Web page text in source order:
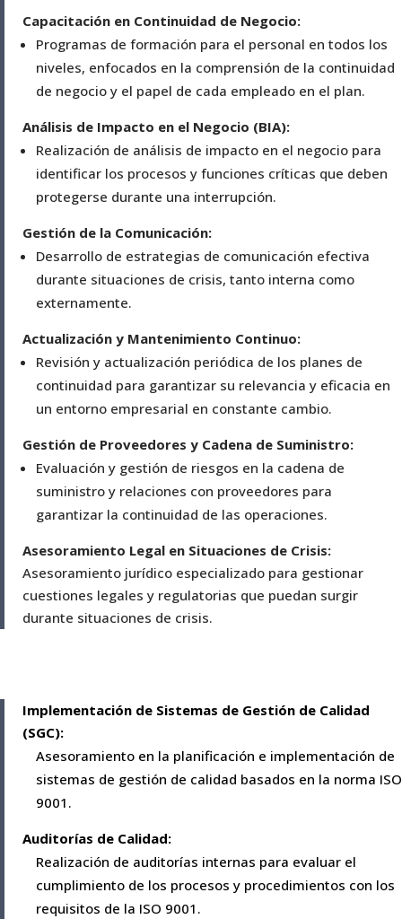
Capacitación en Continuidad de Negocio:
Programas de formación para el personal en todos los
niveles, enfocados en la comprensión de la continuidad
de negocio y el papel de cada empleado en el plan.
Análisis de Impacto en el Negocio (BIA):
Realización de análisis de impacto en el negocio para
identificar los procesos y funciones críticas que deben
protegerse durante una interrupción.
Gestión de la Comunicación:
Desarrollo de estrategias de comunicación efectiva
durante situaciones de crisis, tanto interna como
externamente.
Actualización y Mantenimiento Continuo:
Revisión y actualización periódica de los planes de
continuidad para garantizar su relevancia y eficacia en
un entorno empresarial en constante cambio.
Gestión de Proveedores y Cadena de Suministro:
Evaluación y gestión de riesgos en la cadena de
suministro y relaciones con proveedores para
garantizar la continuidad de las operaciones.
Asesoramiento Legal en Situaciones de Crisis:
Asesoramiento jurídico especializado para gestionar
cuestiones legales y regulatorias que puedan surgir
durante situaciones de crisis.
Implementación de Sistemas de Gestión de Calidad
(SGC):
Asesoramiento en la planificación e implementación de
sistemas de gestión de calidad basados en la norma ISO
9001.
Auditorías de Calidad:
Realización de auditorías internas para evaluar el
cumplimiento de los procesos y procedimientos con los
requisitos de la ISO 9001.